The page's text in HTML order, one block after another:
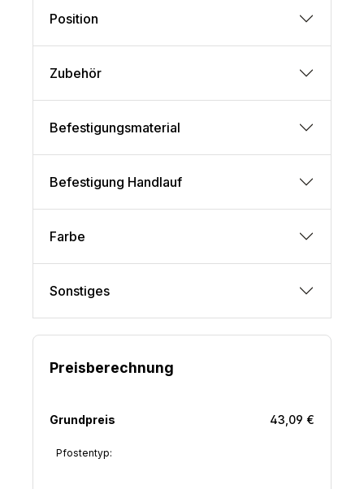
Position
Zubehör
Befestigungsmaterial
Befestigung Handlauf
Farbe
Sonstiges
Preisberechnung
Grundpreis 43,09 €
Pfostentyp: